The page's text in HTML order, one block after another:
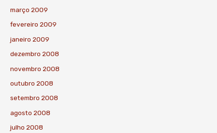
março 2009
fevereiro 2009
janeiro 2009
dezembro 2008
novembro 2008
outubro 2008
setembro 2008
agosto 2008
julho 2008